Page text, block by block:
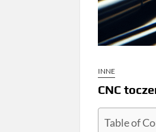
INNE
CNC
Table of